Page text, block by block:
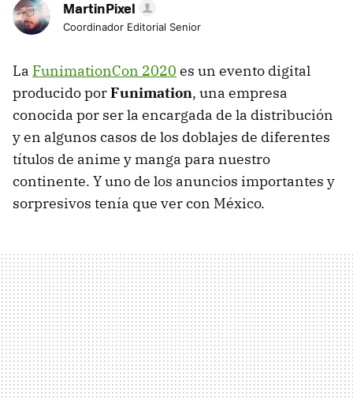
MartinPixel
Coordinador Editorial Senior
La FunimationCon 2020 es un evento digital
producido porFunimation, una empresa
conocida por ser la encargada de la distribución
y en algunos casos de los doblajes de diferentes
títulos de anime y manga para nuestro
continente. Y uno de los anuncios importantes y
sorpresivos tenía que ver con México.